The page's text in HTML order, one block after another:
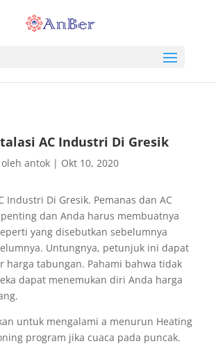
AC Industri Di Gresik
olehantok | Okt 10, 2020
Industri Di Gresik. Pemanas dan AC
dan Anda harus membuatnya
yang disebutkan sebelumnya
Untungnya, petunjuk ini dapat
harga tabungan. Pahami bahwa tidak
dapat menemukan diri Anda harga
untuk mengalami a menurun Heating
program jika cuaca pada puncak.